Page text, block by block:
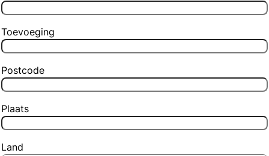
Toevoeging
Postcode
Plaats
Land